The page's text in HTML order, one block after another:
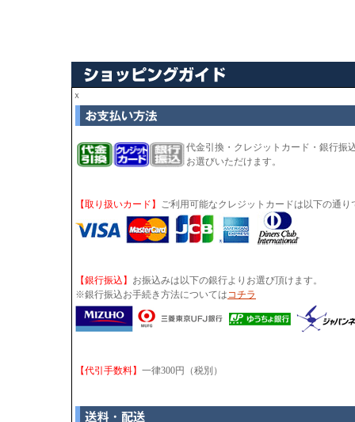
ｘ
代金引換・クレジットカード・銀行振
お選びいただけます。
【取り扱いカード】 ご利用可能なクレジットカードは以下の通り
【銀行振込】 お振込みは以下の銀行よりお選び頂けます。
※銀行振込お手続き方法についてはコチラ
【代引手数料】 一律300円（税別）